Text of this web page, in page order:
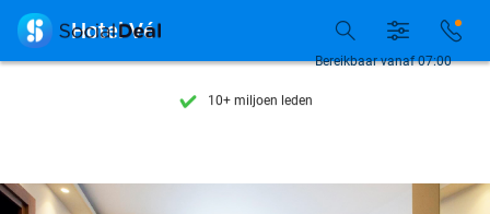
7 dagen per week beschikbaar
10+ miljoen leden
Bereikbaar vanaf 07:00
 Hotel Vé